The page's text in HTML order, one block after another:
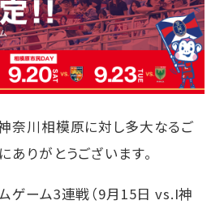
奈川相模原に対し多大なるご
ありがとうございます。
ゲーム3連戦（9月15日 vs.I神